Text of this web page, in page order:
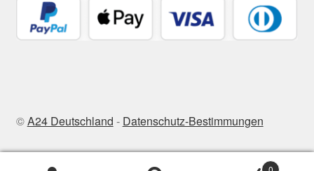
©A24 Deutschland - Datenschutz-Bestimmungen